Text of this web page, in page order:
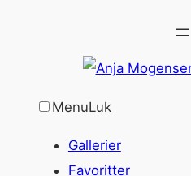
MenuLuk
Gallerier
Favoritter